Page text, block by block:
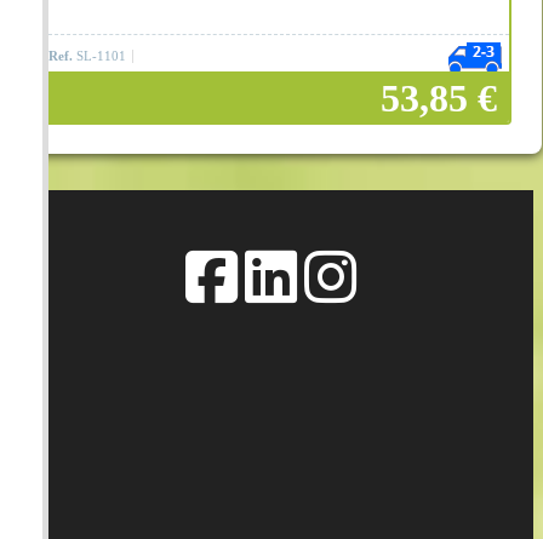
Ref. SL-1101
53,85 €
Añadir a la cesta